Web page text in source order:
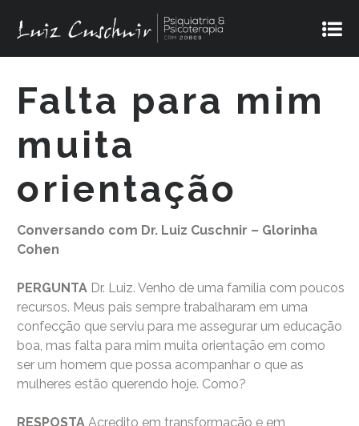
Falta para mim
muita
orientação
Conversando com Dr. Luiz Cuschnir – Glorinha
Cohen
PERGUNTA Dr. Luiz. Venho de uma família com poucos
recursos. Meus pais sempre trabalharam em uma
confecção que serviu para me assegurar um educação
boa, mas falta para mim muita orientação em como
ser um homem que possa acompanhar o que as
mulheres estão querendo hoje. Como?
RESPOSTAAcredito em transformação e em